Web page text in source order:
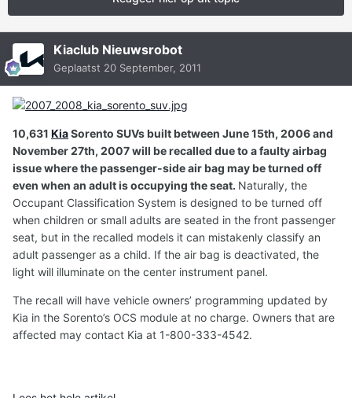
Kiaclub Nieuwsrobot
Geplaatst 20 September, 2011
10,631 KiaSorento SUVs built between June 15th, 2006 and
November 27th, 2007 will be recalled due to a faulty airbag
issue where the passenger-side air bag may be turned off
even when an adult is occupying the seat. Naturally, the
Occupant Classification System is designed to be turned off
when children or small adults are seated in the front passenger
seat, but in the recalled models it can mistakenly classify an
adult passenger as a child. If the air bag is deactivated, the
light will illuminate on the center instrument panel.
The recall will have vehicle owners’ programming updated by
Kia in the Sorento’s OCS module at no charge. Owners that are
affected may contact Kia at 1-800-333-4542.